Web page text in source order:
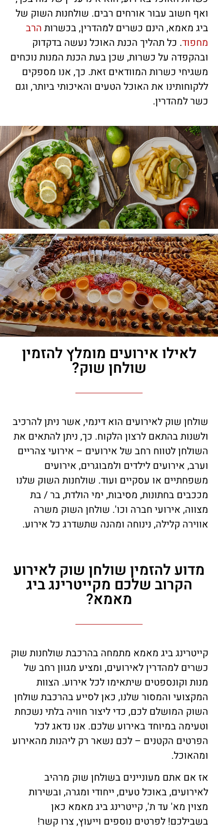
ואף חשוב עבור אורחים רבים. שולחנות השוק של
ביג מאמא, הינם כשרים למהדרין, בכשרות הרב
מחפוד. כל תהליך הכנת האוכל נעשה בדקדוק
ובהקפדה על כשרות, שכן בעת הכנת המנות נוכחים
משגיחי כשרות המוודאים זאת. כך, אנו מספקים
ללקוחותינו את האוכל הטעים והאיכותי ביותר, וגם
כשר למהדרין.
לאילו אירועים מומלץ להזמין
שולחן שוק?
שולחן שוק לאירועים הוא דינמי, אשר ניתן להרכיב
ולשנות בהתאם לרצון הלקוח. כך, ניתן להתאים את
השולחן לטווח רחב של אירועים – אירועי צהריים
וערב, אירועים לילדים ולמבוגרים, אירועים
משפחתיים או עסקיים ועוד. שולחנות השוק שלנו
מככבים בחתונות, מסיבות, ימי הולדת, בר / בת
מצווה, אירועי חברה וכו'. שולחן השוק משרה
אווירה קלילה, נינוחה ומהנה שתשדרג כל אירוע.
מדוע להזמין שולחן שוק לאירוע
הקרוב שלכם מקייטרינג ביג
מאמא?
קייטרינג ביג מאמא מתמחה בהרכבת שולחנות שוק
כשרים למהדרין לאירועים, ומציע מגוון רחב של
מנות וקונספטים שיתאימו לכל אירוע. הצוות
המקצועי והמסור שלנו, כאן לסייע בהרכבת שולחן
השוק המושלם לכם, כדי ליצור חוויה בלתי נשכחת
וטעימה במיוחד באירוע שלכם. אנו נדאג לכל
הפרטים הקטנים – לכם נשאר רק ליהנות מהאירוע
ומהאוכל.
אז אם אתם מעוניינים בשולחן שוק מרהיב
לאירועים, באוכל טעים, ייחודי ומגרה, ובשירות
מצוין מא' עד ת', קייטרינג ביג מאמא כאן
בשבילכם! לפרטים נוספים וייעוץ, צרו קשר!